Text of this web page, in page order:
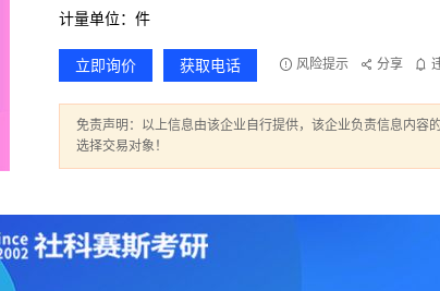
计量单位：件
立即询价 获取电话 风险提示 分享
免责声明：以上信息由该企业自行提供，该企业负责信息内容
选择交易对象！